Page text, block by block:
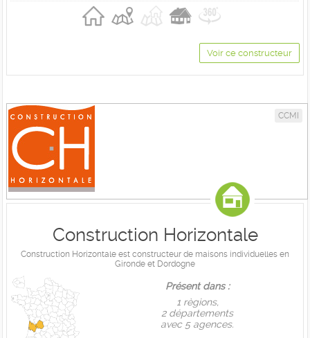
Voir ce constructeur
CCMI
Construction Horizontale
Construction Horizontale est constructeur de maisons individuelles en
Gironde et Dordogne
Présent dans :
1 règions,
2 départements
avec 5 agences.